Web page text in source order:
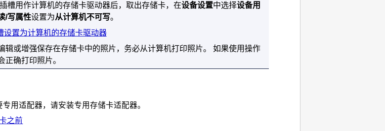
槽用作计算机的存储卡驱动器后，取出存储卡，在设备设置中选择设备用
/写属性设置为从计算机不可写。
设置为计算机的存储卡驱动器
辑或增强保存在存储卡中的照片，务必从计算机打印照片。
如果使用操作
正确打印照片。
用适配器，请安装专用存储卡适配器。
之前